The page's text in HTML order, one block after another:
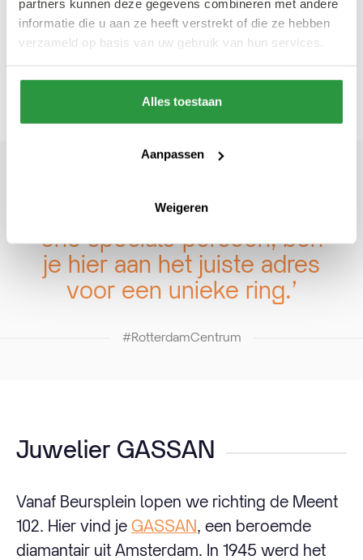
partners kunnen deze gegevens combineren met andere
informatie die u aan ze heeft verstrekt of die ze hebben
verzameld op basis van uw gebruik van hun services.
Alles toestaan
Aanpassen
Weigeren
vervaardigd volgens de hoogste
kwaliteitsnormen, waardoor je verzekerd
bent van topkwaliteit.
aanzoek te doen aan die
ene speciale persoon, ben
je hier aan het juiste adres
voor een unieke ring.’
#RotterdamCentrum
Juwelier GASSAN
Vanaf Beursplein lopen we richting de Meent
102. Hier vind je GASSAN, een beroemde
diamantair uit Amsterdam. In 1945 werd het